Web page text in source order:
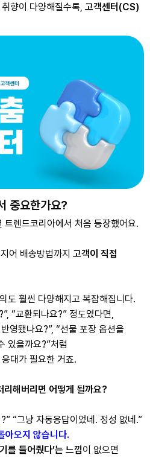
향이 다양해질수록, 고객센터(CS)
중요한가요?
트렌드코리아에서 처음 등장했어요.
어 배송방법까지 고객이 직접
도 훨씬 다양해지고 복잡해집니다.
“교환되나요?” 정도였다면,
영됐나요?”, “선물 포장 옵션을
있을까요?”처럼
대가 필요한 거죠.
리해버리면 어떻게 될까요?
“그냥 자동응답이었네. 정성 없네.”
아오지 않습니다.
를 들어줬다’는 느낌이 없으면